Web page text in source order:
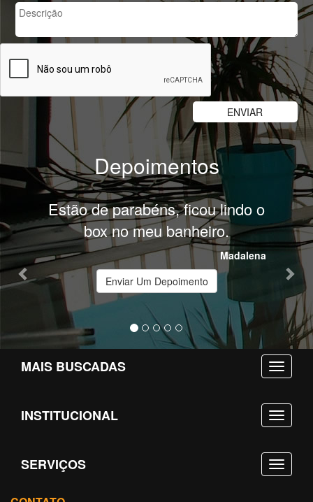
Depoimentos
Estão de parabéns, ficou lindo o
box no meu banheiro.
Madalena
Previous
Enviar Um Depoimento
MAIS BUSCADAS
INSTITUCIONAL
SERVIÇOS